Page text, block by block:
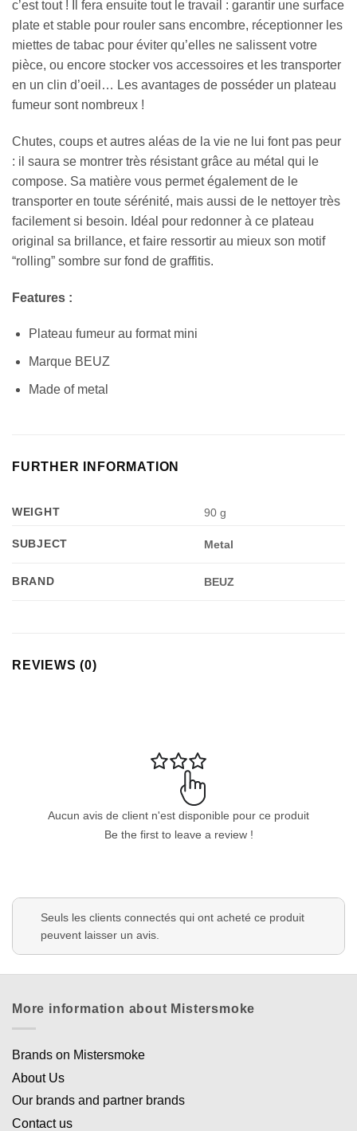
c’est tout ! Il fera ensuite tout le travail : garantir une surface
plate et stable pour rouler sans encombre, réceptionner les
miettes de tabac pour éviter qu’elles ne salissent votre
pièce, ou encore stocker vos accessoires et les transporter
en un clin d’oeil… Les avantages de posséder un plateau
fumeur sont nombreux !
Chutes, coups et autres aléas de la vie ne lui font pas peur
: il saura se montrer très résistant grâce au métal qui le
compose. Sa matière vous permet également de le
transporter en toute sérénité, mais aussi de le nettoyer très
facilement si besoin. Idéal pour redonner à ce plateau
original sa brillance, et faire ressortir au mieux son motif
“rolling” sombre sur fond de graffitis.
Features :
Plateau fumeur au format mini
Marque BEUZ
Made of metal
FURTHER INFORMATION
WEIGHT 90 g
SUBJECT Metal
BRAND BEUZ
REVIEWS (0)
Aucun avis de client n'est disponible pour ce produit
Be the first to leave a review !
Seuls les clients connectés qui ont acheté ce produit
peuvent laisser un avis.
More information about Mistersmoke
Brands on Mistersmoke
About Us
Our brands and partner brands
Contact us